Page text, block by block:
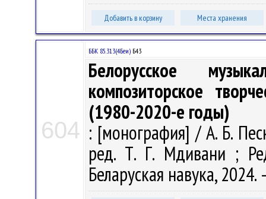
Добавить в корзину Места хранения
604
ББК 85.313(4Беи) Б43
Белорусское
композиторское
(1980-2020-е годы)
: [монография] / А. Б.
ред. Т. Г. Мдивани ;
Беларуская навука, 2024.